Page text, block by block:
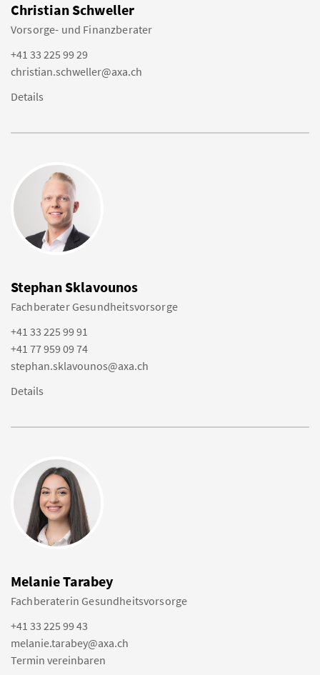
Christian Schweller
Vorsorge- und Finanzberater
+41 33 225 99 29
christian.schweller@axa.ch
Details
Stephan Sklavounos
Fachberater Gesundheitsvorsorge
+41 33 225 99 91
+41 77 959 09 74
stephan.sklavounos@axa.ch
Details
Melanie Tarabey
Fachberaterin Gesundheitsvorsorge
+41 33 225 99 43
melanie.tarabey@axa.ch
Termin vereinbaren